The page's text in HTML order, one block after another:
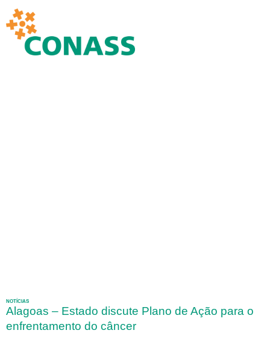
NOTÍCIAS
Alagoas – Estado discute Plano de Ação para o
enfrentamento do câncer